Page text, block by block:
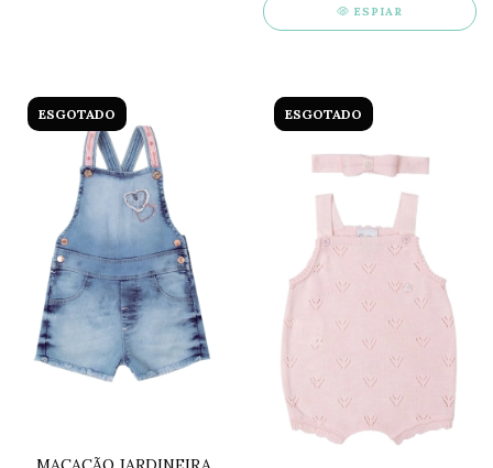
ESPIAR
ESGOTADO ESGOTADO